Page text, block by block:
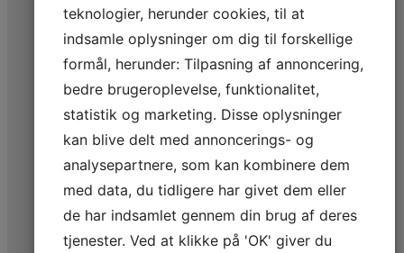
teknologier, herunder cookies, til at
indsamle oplysninger om dig til forskellige
formål, herunder: Tilpasning af annoncering,
bedre brugeroplevelse, funktionalitet,
statistik og marketing. Disse oplysninger
kan blive delt med annoncerings- og
analysepartnere, som kan kombinere dem
med data, du tidligere har givet dem eller
de har indsamlet gennem din brug af deres
tjenester. Ved at klikke på 'OK' giver du